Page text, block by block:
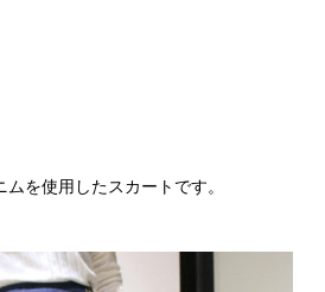
を使用したスカートです。